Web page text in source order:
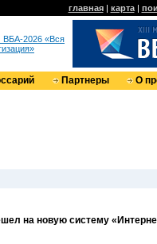
главная| карта|
ВБА-2026 «Вся
Партнеры О
на новую систему